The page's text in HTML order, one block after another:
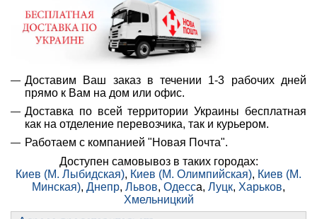
Доставим Ваш заказ в течении 1-3 рабочих дней
прямо к Вам на дом или офис.
Доставка по всей территории Украины бесплатная
как на отделение перевозчика, так и курьером.
Работаем с компанией "Новая Почта".
Доступен самовывоз в таких городах:
Киев (М. Лыбидская), Киев (М. Олимпийская), Киев (М.
Минская), Днепр, Львов, Одесса, Луцк, Харьков,
Хмельницкий